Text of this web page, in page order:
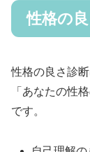
性格の
性格の良さ診
「あなたの性
です。